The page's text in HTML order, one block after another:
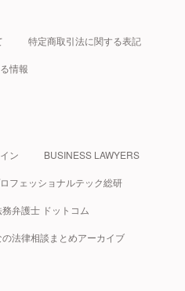
特定商取引法に関する表記
情報
ン BUSINESS LAWYERS
フェッショナルテック総研
弁護士 ドットコム
法律相談まとめアーカイブ